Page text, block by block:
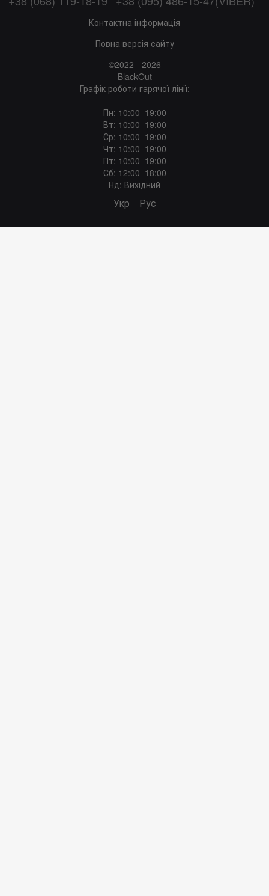
Контактна інформація
Повна версія сайту
©2022 - 2026
BlackOut
Графік роботи гарячої лінії:
Пн: 10:00–19:00
Вт: 10:00–19:00
Ср: 10:00–19:00
Чт: 10:00–19:00
Пт: 10:00–19:00
Сб: 12:00–18:00
Нд: Вихідний
Укр Рус